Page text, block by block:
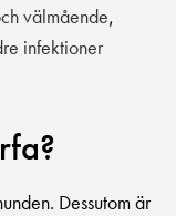
välmående,
infektioner
Dessutom är